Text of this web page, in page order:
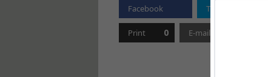
Facebook Twitter
Print 0 E-mail